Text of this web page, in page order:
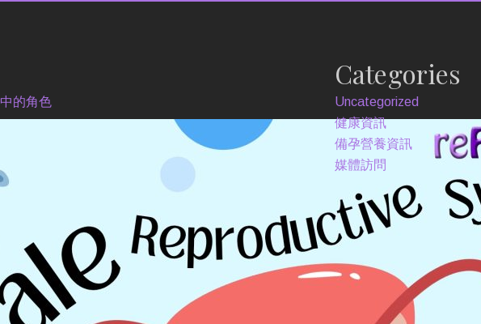
的角色
Categories
Uncategorized
健康資訊
備孕營養資訊
媒體訪問